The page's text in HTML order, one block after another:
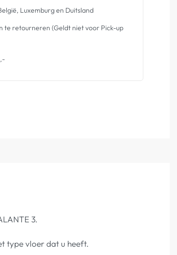
Luxemburg en Duitsland
te retourneren (Geldt niet voor Pick-up
3.
type vloer dat u heeft.